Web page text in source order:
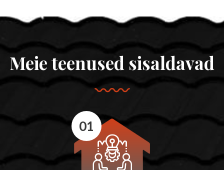
Meie teenused sisaldavad
01